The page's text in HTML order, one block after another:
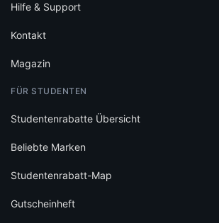
Hilfe & Support
Kontakt
Magazin
FÜR STUDENTEN
Studentenrabatte Übersicht
Beliebte Marken
Studentenrabatt-Map
Gutscheinheft